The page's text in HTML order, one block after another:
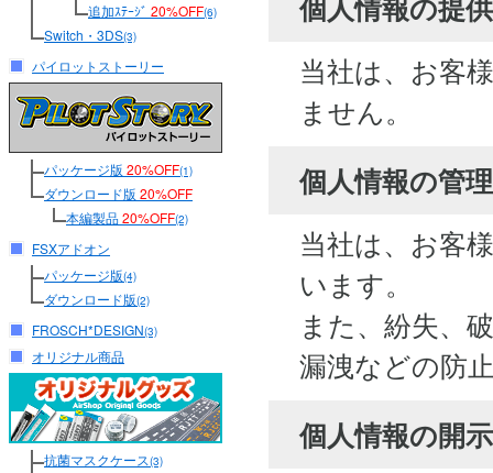
追加ｽﾃｰｼﾞ 20%OFF(6)
Switch・3DS(3)
パイロットストーリー
パッケージ版 20%OFF(1)
ダウンロード版 20%OFF
本編製品20%OFF(2)
FSXアドオン
パッケージ版(4)
ダウンロード版(2)
FROSCH*DESIGN(3)
オリジナル商品
抗菌マスクケース(3)
個人情報の提供
当社は、お客
ません。
個人情報の管
当社は、お客
います。
また、紛失、
漏洩などの防
個人情報の開